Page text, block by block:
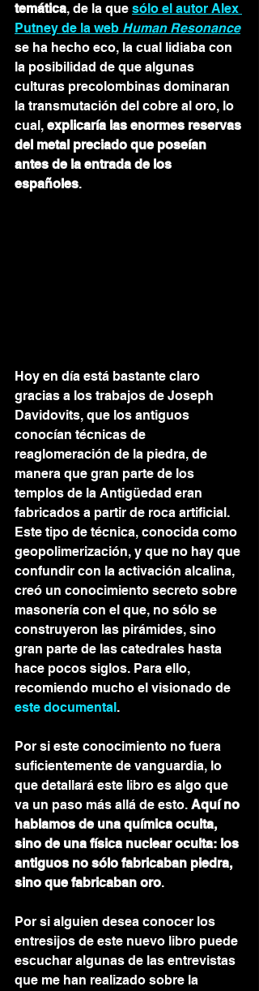
temática, de la que sólo el autor Alex
Putney de la web Human Resonance
se ha hecho eco, la cual lidiaba con
la posibilidad de que algunas
culturas precolombinas dominaran
la transmutación del cobre al oro, lo
cual, explicaría las enormes reservas
del metal preciado que poseían
antes de la entrada de los
españoles.
Hoy en día está bastante claro
gracias a los trabajos de Joseph
Davidovits, que los antiguos
conocían técnicas de
reaglomeración de la piedra, de
manera que gran parte de los
templos de la Antigüedad eran
fabricados a partir de roca artificial.
Este tipo de técnica, conocida como
geopolimerización, y que no hay que
confundir con la activación alcalina,
creó un conocimiento secreto sobre
masonería con el que, no sólo se
construyeron las pirámides, sino
gran parte de las catedrales hasta
hace pocos siglos. Para ello,
recomiendo mucho el visionado de
este documental.
Por si este conocimiento no fuera
suficientemente de vanguardia, lo
que detallará este libro es algo que
va un paso más allá de esto. Aquí no
hablamos de una química oculta,
sino de una física nuclear oculta: los
antiguos no sólo fabricaban piedra,
sino que fabricaban oro.
Por si alguien desea conocer los
entresijos de este nuevo libro puede
escuchar algunas de las entrevistas
que me han realizado sobre la